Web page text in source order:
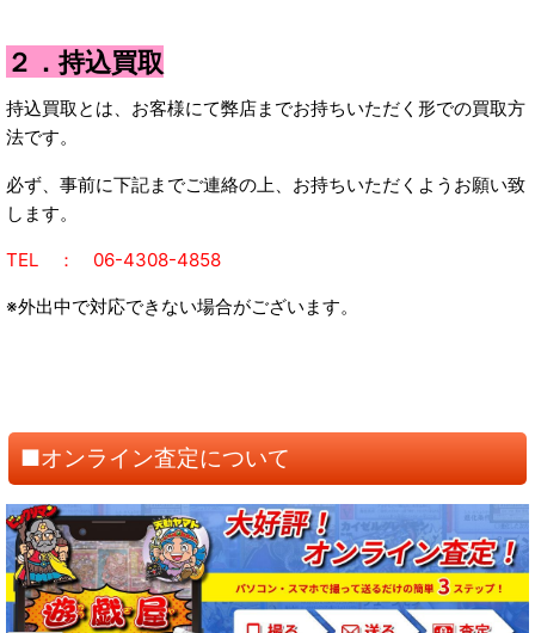
２．持込買取
持込買取とは、お客様にて弊店までお持ちいただく形での買取方
法です。
必ず、事前に下記までご連絡の上、お持ちいただくようお願い致
します。
TEL ： 06-4308-4858
※外出中で対応できない場合がございます。
■オンライン査定について